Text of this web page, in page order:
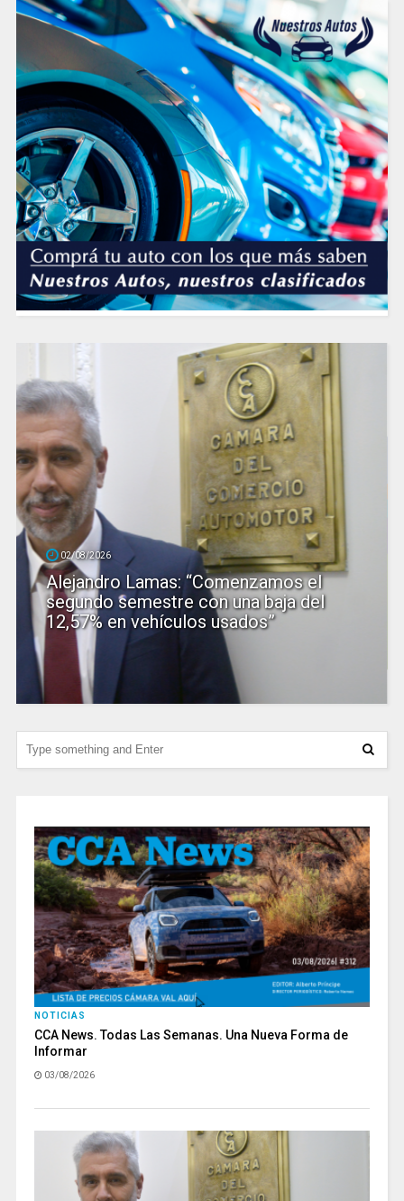
02/08/2026
Alejandro Lamas: “Comenzamos el
segundo semestre con una baja del
12,57% en vehículos usados”
NOTICIAS
CCA News. Todas Las Semanas. Una Nueva Forma de
Informar
03/08/2026